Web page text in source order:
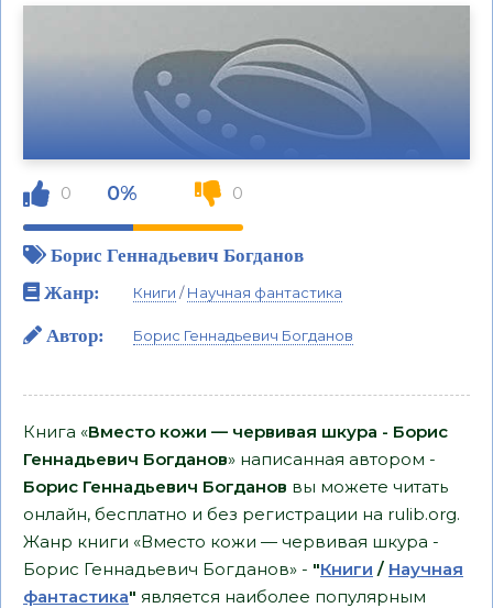
0 0% 0
Борис Геннадьевич Богданов
Жанр:
Книги /Научная фантастика
Автор: Борис Геннадьевич Богданов
Книга «Вместо кожи — червивая шкура - Борис
Геннадьевич Богданов» написанная автором -
Борис Геннадьевич Богданов вы можете читать
онлайн, бесплатно и без регистрации на rulib.org.
Жанр книги «Вместо кожи — червивая шкура -
Борис Геннадьевич Богданов» - "Книги / Научная
фантастика" является наиболее популярным